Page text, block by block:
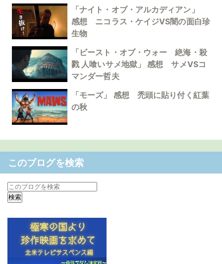
「ナイト・オブ・アルカディアン」
感想 ニコラス・ケイジVS闇の面白珍
生物
「ビースト・オブ・ウォー 絶海・殺
戮 人喰いサメ地獄」 感想 サメVSコ
マンダー哲夫
「モーズ」 感想 禿頭に貼り付く紅葉
の秋
このブログを検索